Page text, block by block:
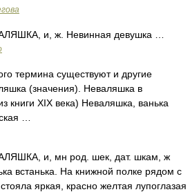
и, ж. Невинная девушка …
термина существуют и другие
(значения). Неваляшка в
книги XIX века) Неваляшка, ванька
…
и, мн род. шек, дат. шкам, ж
встанька. На книжной полке рядом с
яркая, красно желтая лупоглазая